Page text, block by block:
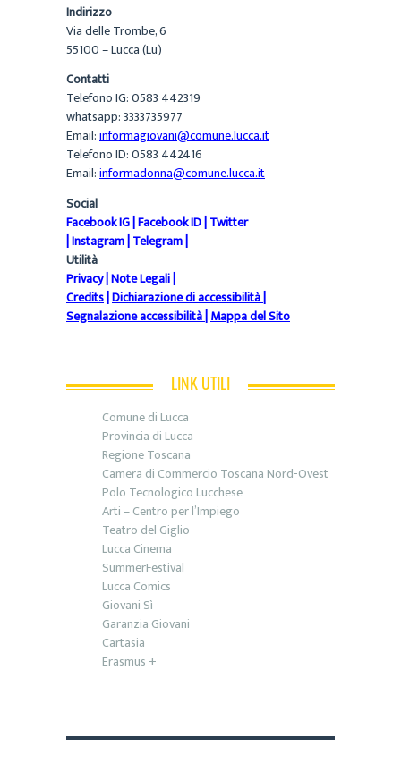
Indirizzo
Via delle Trombe, 6
55100 – Lucca (Lu)
Contatti
Telefono IG: 0583 442319
whatsapp: 3333735977
Email:informagiovani@comune.lucca.it
Telefono ID: 0583 442416
Email:informadonna@comune.lucca.it
Social
Facebook IG|Facebook ID|Twitter
|Instagram|Telegram|
Utilità
Privacy|Note Legali|
Credits|Dichiarazione di accessibilità|
Segnalazione accessibilità|Mappa del Sito
LINK UTILI
Comune di Lucca
Provincia di Lucca
Regione Toscana
Camera di Commercio Toscana Nord-Ovest
Polo Tecnologico Lucchese
Arti – Centro per l’Impiego
Teatro del Giglio
Lucca Cinema
SummerFestival
Lucca Comics
Giovani Sì
Garanzia Giovani
Cartasia
Erasmus +